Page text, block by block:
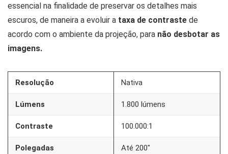
essencial na finalidade de preservar os detalhes mais
escuros, de maneira a evoluir a taxa de contraste de
acordo com o ambiente da projeção, para não desbotar as
imagens.
Resolução Nativa
Lúmens 1.800 lúmens
Contraste 100.000:1
Polegadas Até 200″